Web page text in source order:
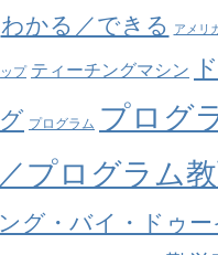
わかる／できる アメリ
ップ ティーチングマシン
グ プログラム プログ
／プログラム
ング・バイ・ドゥ